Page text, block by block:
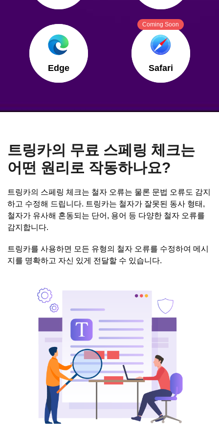
Edge
Coming Soon
Safari
트링카의 무료 스페링 체크는
어떤 원리로 작동하나요?
트링카의 스페링 체크는 철자 오류는 물론 문법 오류도 감지
하고 수정해 드립니다. 트링카는 철자가 잘못된 동사 형태,
철자가 유사해 혼동되는 단어, 용어 등 다양한 철자 오류를
감지합니다.
트링카를 사용하면 모든 유형의 철자 오류를 수정하여 메시
지를 명확하고 자신 있게 전달할 수 있습니다.